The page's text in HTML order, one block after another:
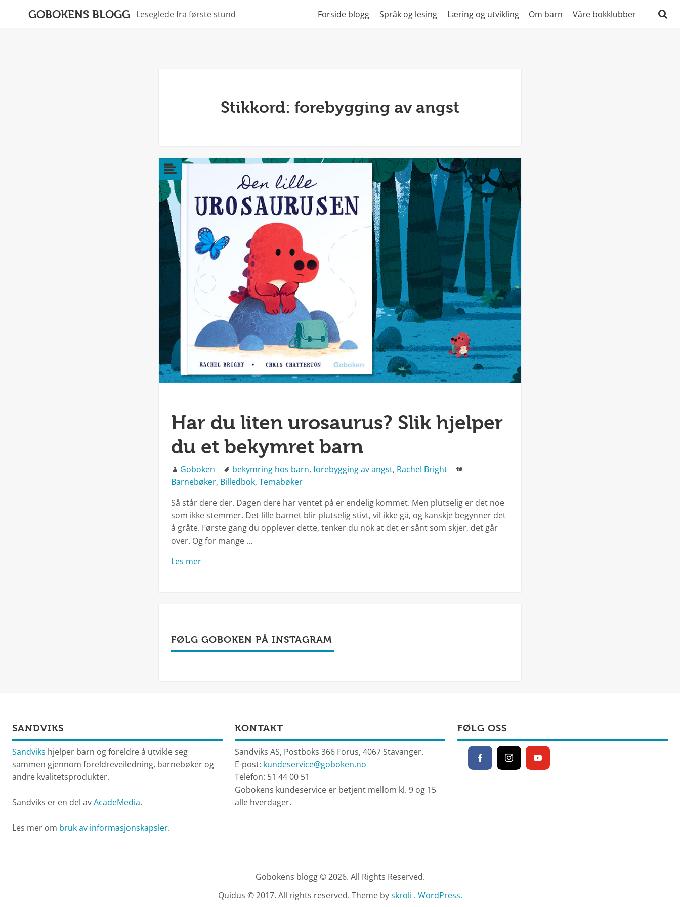
GOBOKENS BLOGG Leseglede fra første stund Forside blogg Språk og lesing Læring og utvikling Om barn
Våre bokklubber
Stikkord: forebygging av angst
Har du liten urosaurus? Slik hjelper
du et bekymret barn
Forfatter
Goboken Stikkord
bekymring hos barn,forebygging av angst, Rachel Bright
Barnebøker, Billedbok,Temabøker
Så står dere der. Dagen dere har ventet på er endelig kommet. Men plutselig er det noe
som ikke stemmer. Det lille barnet blir plutselig stivt, vil ikke gå, og kanskje begynner det
å gråte. Første gang du opplever dette, tenker du nok at det er sånt som skjer, det går
over. Og for mange …
Les mer
FØLG GOBOKEN PÅ INSTAGRAM
SANDVIKS
Sandviks hjelper barn og foreldre å utvikle seg
sammen gjennom foreldreveiledning, barnebøker og
andre kvalitetsprodukter.
Sandviks er en del avAcadeMedia.
Les mer om bruk av informasjonskapsler.
KONTAKT
Sandviks AS, Postboks 366 Forus, 4067 Stavanger.
E-post: kundeservice@goboken.no
Telefon: 51 44 00 51
Gobokens kundeservice er betjent mellom kl. 9 og 15
alle hverdager.
FØLG OSS
Gobokens blogg © 2026. All Rights Reserved.
Quidus © 2017. All rights reserved. Theme byskroli . WordPress.